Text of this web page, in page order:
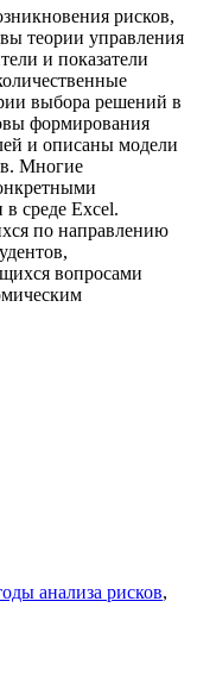
рисков,
теории управления
и показатели
выбора решений в
формирования
и описаны модели
Многие
среде Excel.
по направлению
вопросами
анализа рисков,